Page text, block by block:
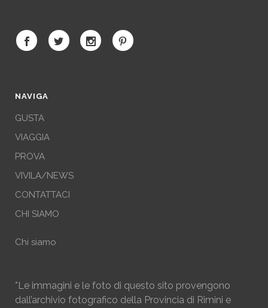
NAVIGA
GUSTA
VIAGGIA
PROVA
VIVILA/NEWS
CONTATTACI
CHI SIAMO
Chi siamo
*Le immagini e le foto di questo sito provengono
dall’archivio fotografico della Provincia di Rimini e